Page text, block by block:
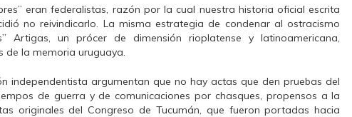
eran federalistas, razón por la cual nuestra historia oficial escrita
no reivindicarlo. La misma estrategia de condenar al ostracismo
Artigas, un prócer de dimensión rioplatense y latinoamericana,
de la memoria uruguaya.
independentista argumentan que no hay actas que den pruebas del
de guerra y de comunicaciones por chasques, propensos a la
originales del Congreso de Tucumán, que fueron portadas hacia